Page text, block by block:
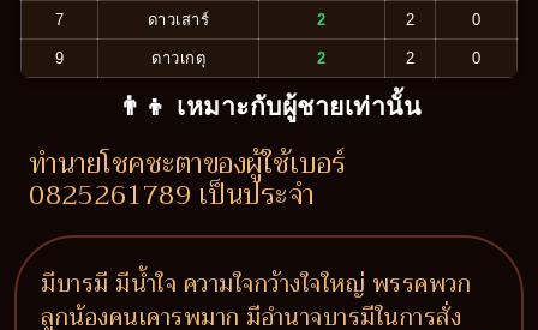
7 ดาวเสาร์ 2 2 0
9 ดาวเกตุ 2 2 0
👨‍👦 เหมาะกับผู้ชายเท่านั้น
ทำนายโชคชะตาของผู้ใช้เบอร์
0825261789 เป็นประจำ
มีบารมี มีน้ำใจ ความใจกว้างใจใหญ่ พรรคพวก
ลูกน้องคนเคารพมาก มีอำนาจบารมีในการสั่ง